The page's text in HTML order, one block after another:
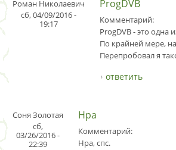
Роман Николаевич
сб, 04/09/2016 -
19:17
ProgDVB
Комментарий:
ProgDVB - это одна
По крайней мере,
Перепробовал я
ответить
Соня Золотая
сб,
03/26/2016 -
22:39
Нра
Комментарий:
Нра, спс.